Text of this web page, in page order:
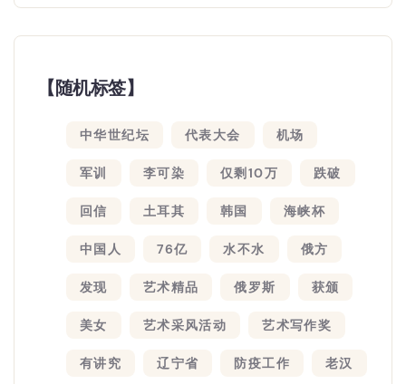
【随机标签】
中华世纪坛 代表大会 机场
军训 李可染 仅剩10万 跌破
回信 土耳其 韩国 海峡杯
中国人 76亿 水不水 俄方
发现 艺术精品 俄罗斯 获颁
美女 艺术采风活动 艺术写作奖
有讲究 辽宁省 防疫工作 老汉